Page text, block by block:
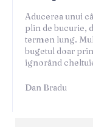
Aducerea unui
plin de bucurie,
termen lung.
bugetul doar
ignorând
Dan Bradu